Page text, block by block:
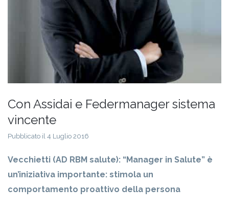
Con Assidai e Federmanager sistema
vincente
Pubblicato il 4 Luglio 2016
Vecchietti (AD RBM salute): “Manager in Salute” è
un’iniziativa importante: stimola un
comportamento proattivo della persona